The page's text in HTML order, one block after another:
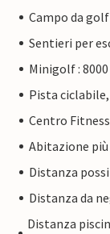
Campo da golf
Sentieri per
Minigolf :
Pista ciclabile,
Centro Fitness
Abitazione più
Distanza
Distanza da
Distanza